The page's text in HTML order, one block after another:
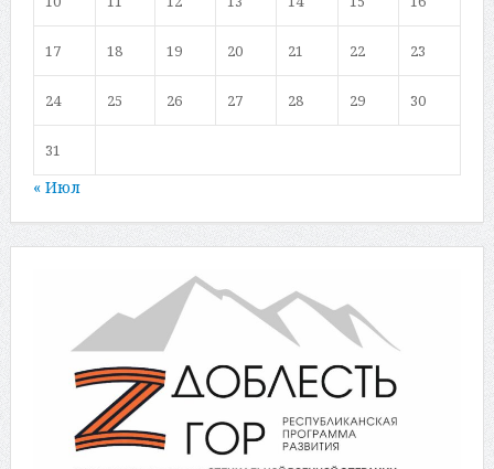
17 18 19 20 21 22 23
24 25 26 27 28 29 30
31
« Июл